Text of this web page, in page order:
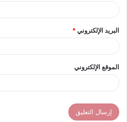
البريد الإلكتروني*
الموقع الإلكتروني